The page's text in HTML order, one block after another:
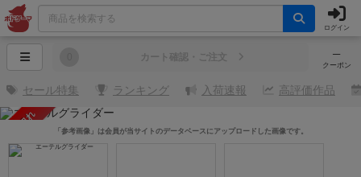
ログイン
─
クーポン
カート確認・ご注文
セール特集 ランキング 入荷速報 高評価作品
売り切れ 「参考画像」は会員が当サイトのデータベースにアップロードした画像です。